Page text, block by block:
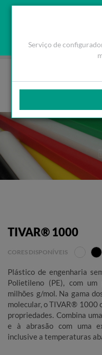
Usamos cookies para
TIVAR® 1000
CORES DISPONÍVEIS
Plástico de engenharia
Polietileno (PE), com
milhões g/mol. Na gama
molecular, o TIVAR® 1000
propriedades. Combina
e à abrasão com uma
inclusive a temperaturas
Serviço de